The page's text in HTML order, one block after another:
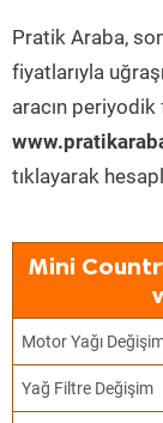
Pratik Araba,
fiyatlarıyla
aracın periyodik
tıklayarak
Mini
Motor Yağı
Yağ Filtre Değişim